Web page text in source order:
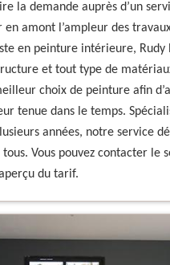
la demande auprès d’un
en amont l’ampleur des
en peinture intérieure, Rudy
et tout type de
choix de peinture afin
tenue dans le temps.
années, notre service
Vous pouvez contacter le
du tarif.